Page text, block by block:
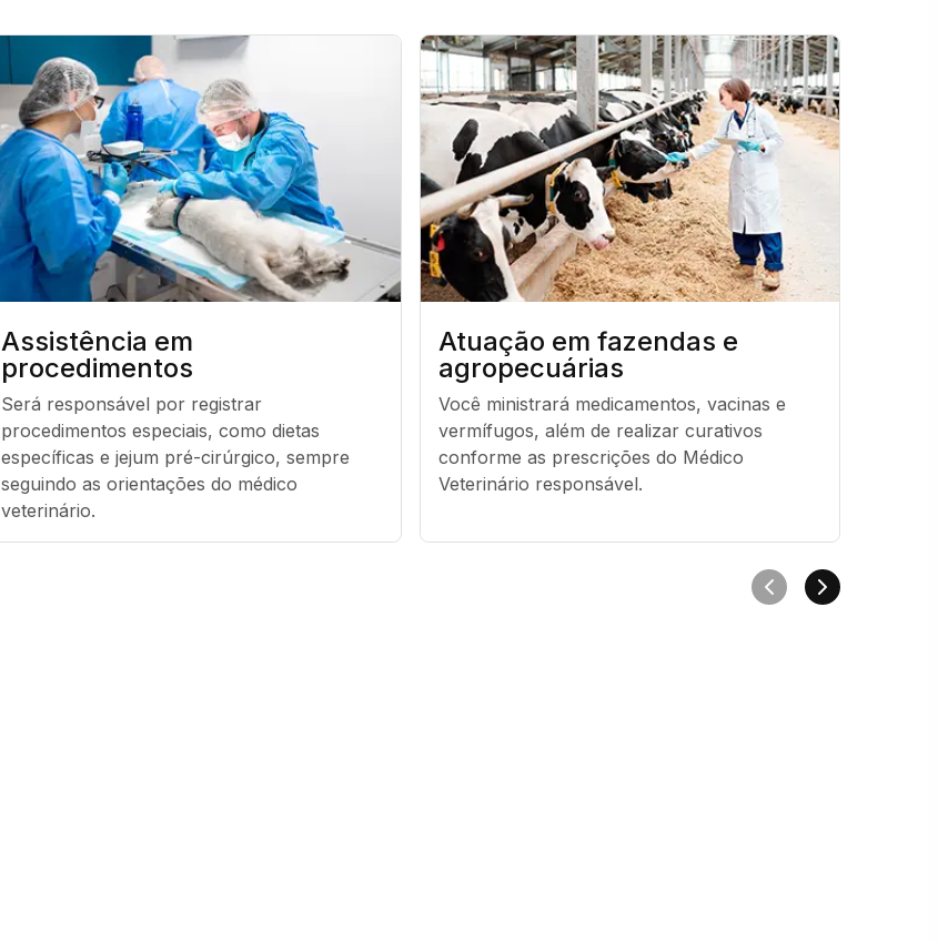
Assistência em
procedimentos
Será responsável por registrar
procedimentos especiais, como dietas
específicas e jejum pré-cirúrgico, sempre
seguindo as orientações do médico
veterinário.
Atuação em fazendas e
agropecuárias
Você ministrará medicamentos, vacinas e
vermífugos, além de realizar curativos
conforme as prescrições do Médico
Veterinário responsável.